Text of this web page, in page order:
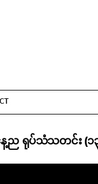
ေ့ည ရုပ်သံသတင်း (၁